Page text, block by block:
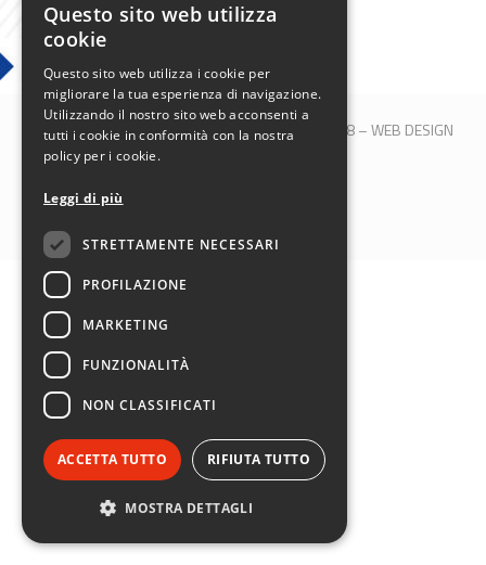
© 2017 QBLOCK® | Bologna | P.IVA 00509121208 –WEB DESIGN
Questo sito web utilizza
cookie
Questo sito web utilizza i cookie per
migliorare la tua esperienza di navigazione.
Utilizzando il nostro sito web acconsenti a
tutti i cookie in conformità con la nostra
policy per i cookie.
Leggi di più
STRETTAMENTE NECESSARI
PROFILAZIONE
MARKETING
FUNZIONALITÀ
NON CLASSIFICATI
ACCETTA TUTTO RIFIUTA TUTTO
MOSTRA DETTAGLI